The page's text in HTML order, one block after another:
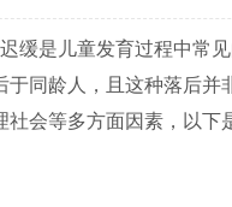
缓是儿童发育过程中常
同龄人，且这种落后并
会等多方面因素，以下